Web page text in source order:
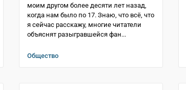
моим другом более десяти лет назад,
когда нам было по 17. Знаю, что всё, что
я сейчас расскажу, многие читатели
объяснят разыгравшейся фан...
Общество